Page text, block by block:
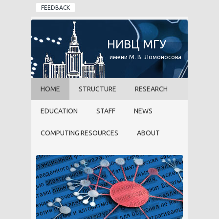
Skip to main content
FEEDBACK
НИВЦ МГУ
имени М. В. Ломоносова
HOME STRUCTURE RESEARCH
EDUCATION STAFF NEWS
COMPUTING RESOURCES ABOUT